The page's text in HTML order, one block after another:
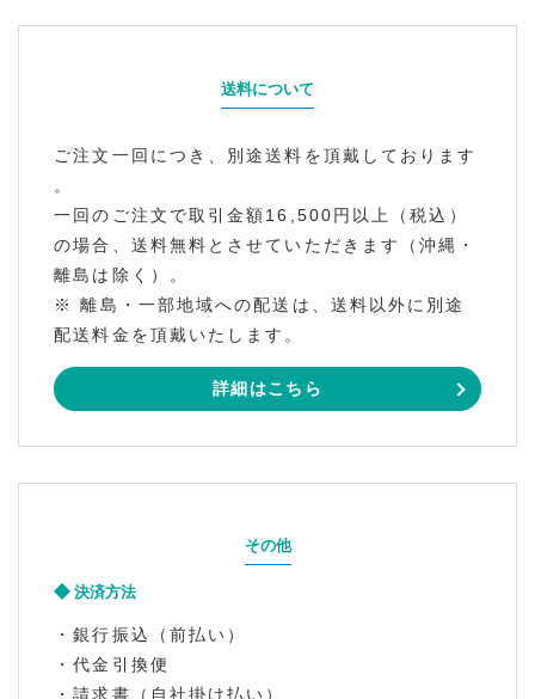
送料について
ご注文一回につき、別途送料を頂戴しております
。
一回のご注文で取引金額16,500円以上（税込）
の場合、送料無料とさせていただきます（沖縄・
離島は除く）。
※ 離島・一部地域への配送は、送料以外に別途
配送料金を頂戴いたします。
詳細はこちら
その他
決済方法
・銀行振込（前払い）
・代金引換便
・請求書（自社掛け払い）